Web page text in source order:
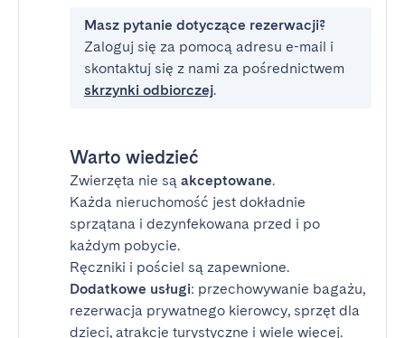
Masz pytanie dotyczące rezerwacji?
Zaloguj się za pomocą adresu e-mail i
skontaktuj się z nami za pośrednictwem
skrzynki odbiorczej.
Warto wiedzieć
Zwierzęta nie są akceptowane.
Każda nieruchomość jest dokładnie
sprzątana i dezynfekowana przed i po
każdym pobycie.
Ręczniki i pościel są zapewnione.
Dodatkowe usługi: przechowywanie bagażu,
rezerwacja prywatnego kierowcy, sprzęt dla
dzieci, atrakcje turystyczne i wiele więcej.